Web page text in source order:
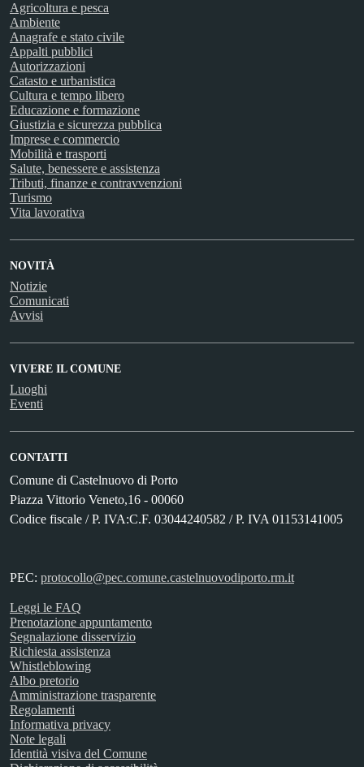
Agricoltura e pesca
Ambiente
Anagrafe e stato civile
Appalti pubblici
Autorizzazioni
Catasto e urbanistica
Cultura e tempo libero
Educazione e formazione
Giustizia e sicurezza pubblica
Imprese e commercio
Mobilità e trasporti
Salute, benessere e assistenza
Tributi, finanze e contravvenzioni
Turismo
Vita lavorativa
NOVITÀ
Notizie
Comunicati
Avvisi
VIVERE IL COMUNE
Luoghi
Eventi
CONTATTI
Comune di Castelnuovo di Porto
Piazza Vittorio Veneto,16 - 00060
Codice fiscale / P. IVA:C.F. 03044240582 / P. IVA 01153141005
PEC: protocollo@pec.comune.castelnuovodiporto.rm.it
Leggi le FAQ
Prenotazione appuntamento
Segnalazione disservizio
Richiesta assistenza
Whistleblowing
Albo pretorio
Amministrazione trasparente
Regolamenti
Informativa privacy
Note legali
Identità visiva del Comune